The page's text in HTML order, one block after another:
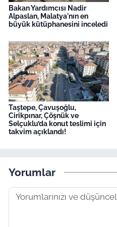
Bakan Yardımcısı Nadir
Alpaslan, Malatya'nın en
büyük kütüphanesini inceledi
Taştepe, Çavuşoğlu,
Cirikpınar, Çöşnük ve
Selçuklu’da konut teslimi için
takvim açıklandı!
Yorumlar